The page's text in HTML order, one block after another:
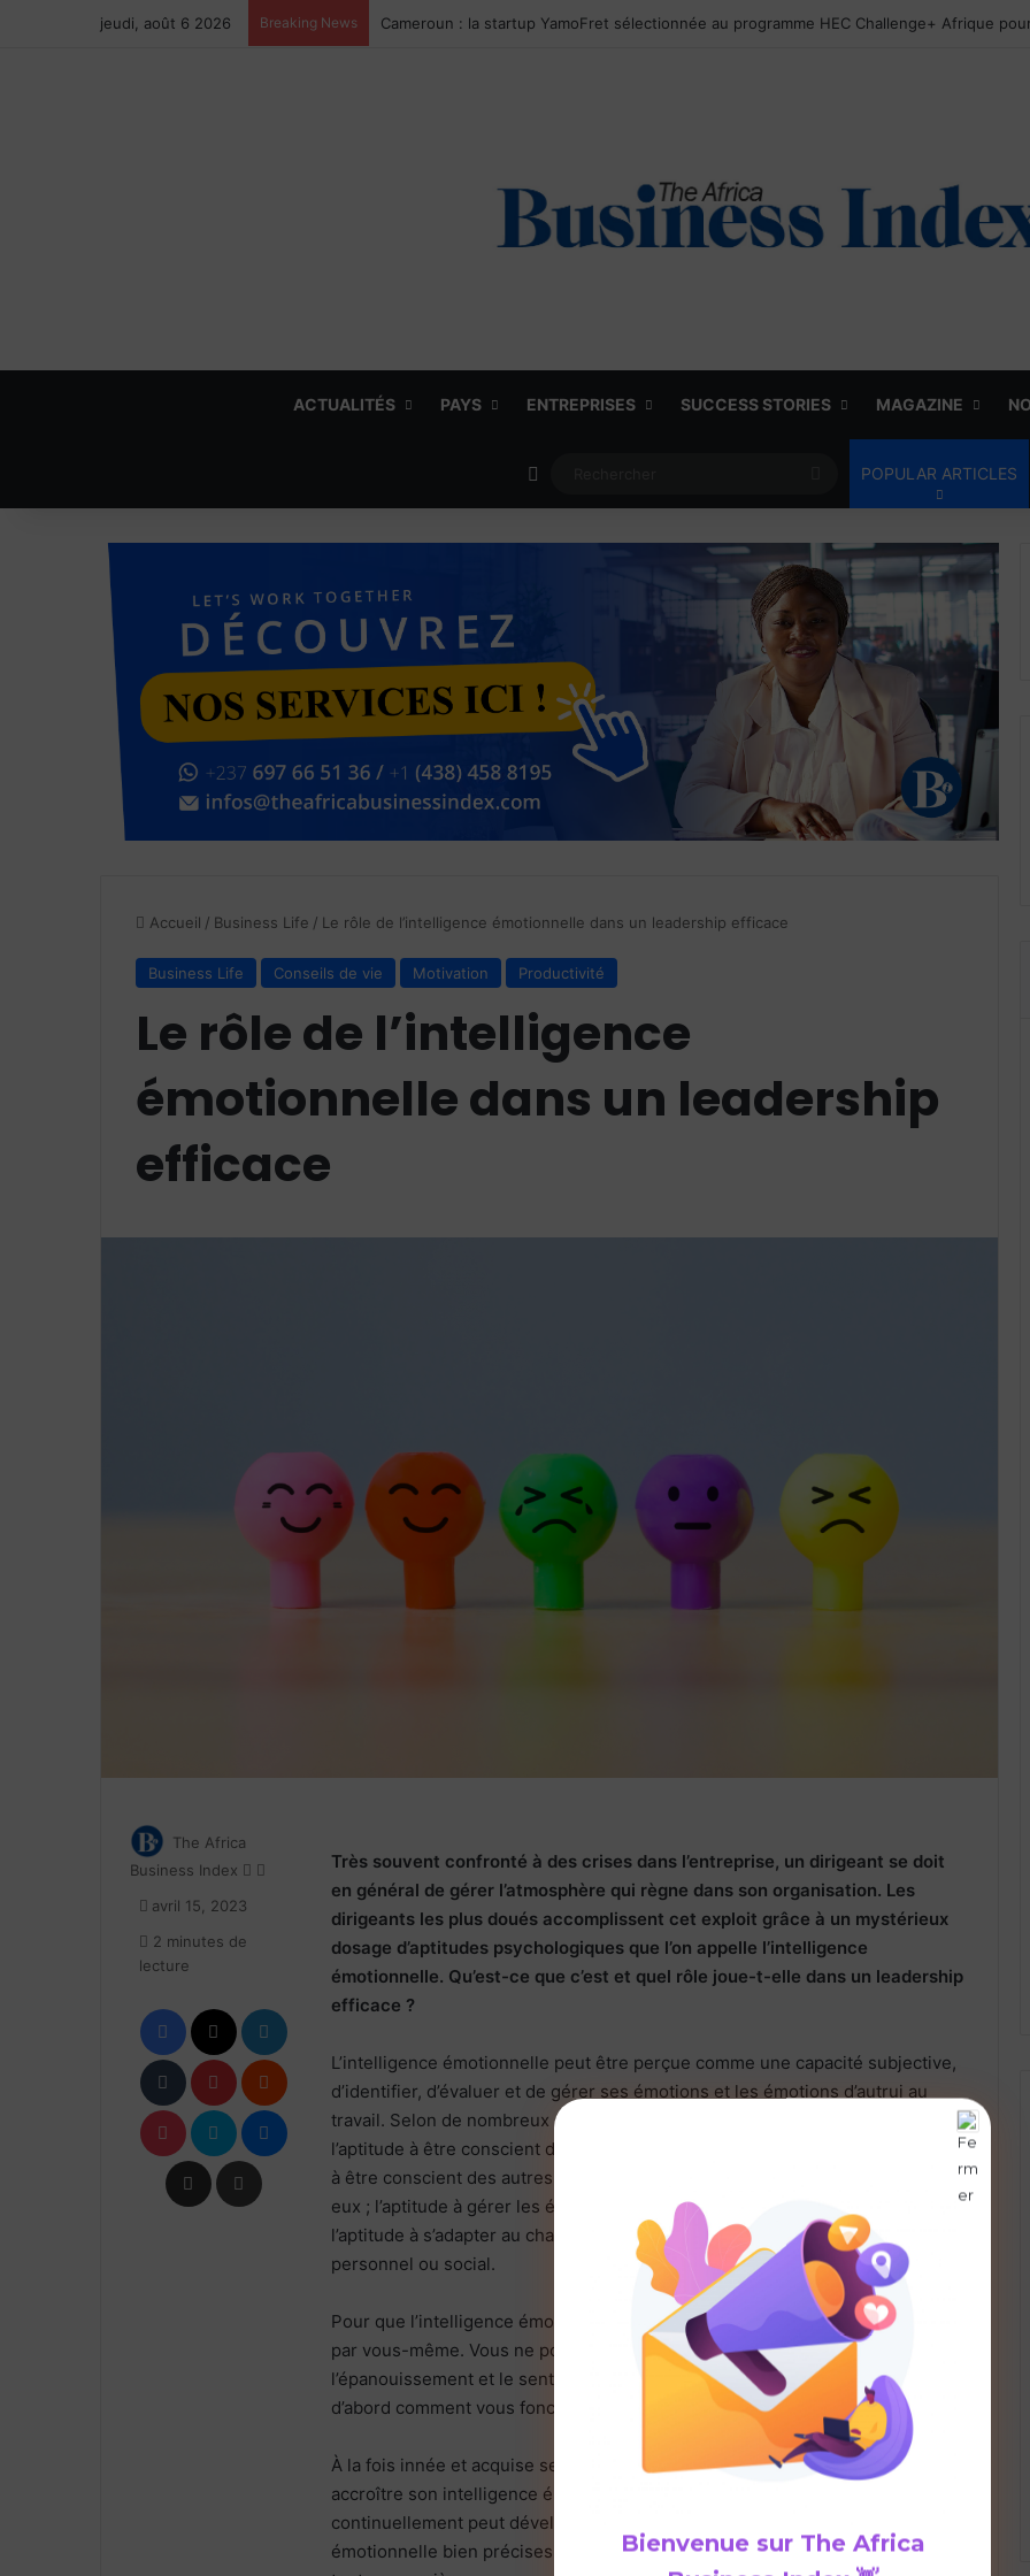
jeudi, août 6 2026 Breaking News
ACTUALITÉS PAYS ENTREPRISES SUCCESS STORIES MAGAZINE
Rechercher
POPULAR ARTICLES
Accueil / Business Life / Le rôle de l’intelligence émotionnelle dans un leadership efficace
Business Life Conseils de vie Motivation Productivité
Le rôle de l’intelligence
émotionnelle dans un leadership
efficace
Très souvent confronté à des crises dans l’entreprise, un dirigeant se doit
en général de gérer l’atmosphère qui règne dans son organisation. Les
dirigeants les plus doués accomplissent cet exploit grâce à un mystérieux
dosage d’aptitudes psychologiques que l’on appelle l’intelligence
émotionnelle. Qu’est-ce que c’est et quel rôle joue-t-elle dans un leadership
efficace ?
L’intelligence émotionnelle peut être perçue comme une capacité subjective,
d’identifier, d’évaluer et de gérer ses émotions et les émotions d’autrui au
travail. Selon de nombreux scientifiques, l’intelligence émotionnelle englobe :
l’aptitude à être conscient de soi, à se comprendre et à s’exprimer ; l’aptitude
à être conscient des autres, à les comprendre et à établir des rapports avec
eux ; l’aptitude à gérer les émotions fortes et à contrôler ses impulsions ; et
l’aptitude à s’adapter au changement et à régler les problèmes d’ordre
personnel ou social.
Pour que l’intelligence émotionnelle soit efficace, il faut qu’elle commence
par vous-même. Vous ne pouvez pas améliorer le bien-être,
l’épanouissement et le sentiment de soi d’autres personnes sans comprendre
d’abord comment vous fonctionnez sur le plan émotionnel.
À la fois innée et acquise selon les scientifiques, on peut apprendre et
accroître son intelligence émotionnelle à tout âge. Le dirigeant qui s’exerce
continuellement peut développer des compétences en intelligence
émotionnelle bien précises, des compétences qui lui profiteront pendant
Bienvenue surThe Africa
The Africa
Business Index
Follow
avril 15, 2023
2 minutes de
lecture
Facebook Linkedin
Tumblr Pinterest
Pocket Skype
Partager par email Imprimer